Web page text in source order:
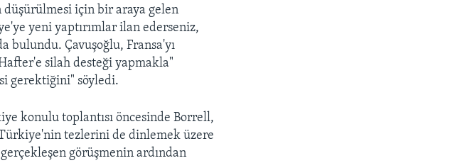
düşürülmesi için bir araya gelen
yeni yaptırımlar ilan ederseniz,
bulundu. Çavuşoğlu, Fransa'yı
silah desteği yapmakla"
gerektiğini" söyledi.
konulu toplantısı öncesinde Borrell,
tezlerini de dinlemek üzere
görüşmenin ardından